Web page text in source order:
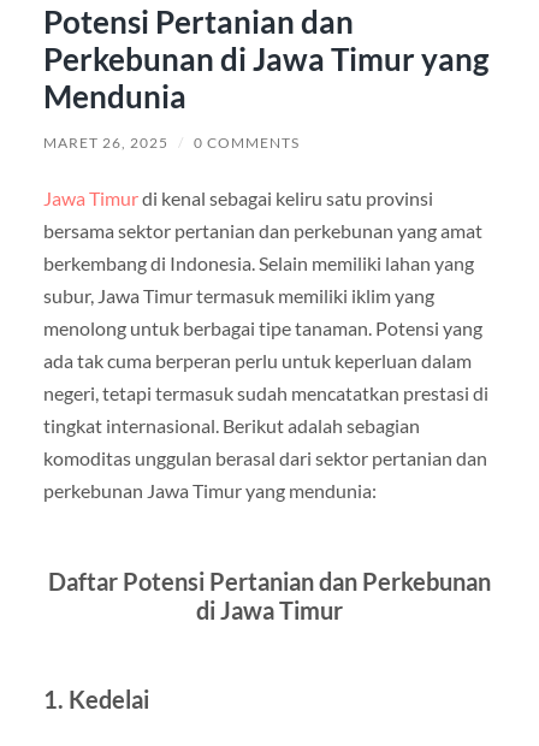
Potensi Pertanian dan
Perkebunan di Jawa Timur yang
Mendunia
MARET 26, 2025 / 0 COMMENTS
Jawa Timurdi kenal sebagai keliru satu provinsi
bersama sektor pertanian dan perkebunan yang amat
berkembang di Indonesia. Selain memiliki lahan yang
subur, Jawa Timur termasuk memiliki iklim yang
menolong untuk berbagai tipe tanaman. Potensi yang
ada tak cuma berperan perlu untuk keperluan dalam
negeri, tetapi termasuk sudah mencatatkan prestasi di
tingkat internasional. Berikut adalah sebagian
komoditas unggulan berasal dari sektor pertanian dan
perkebunan Jawa Timur yang mendunia:
Daftar Potensi Pertanian dan Perkebunan
di Jawa Timur
1. Kedelai